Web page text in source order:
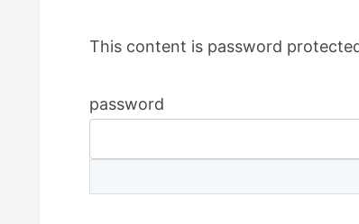
This content is password
password